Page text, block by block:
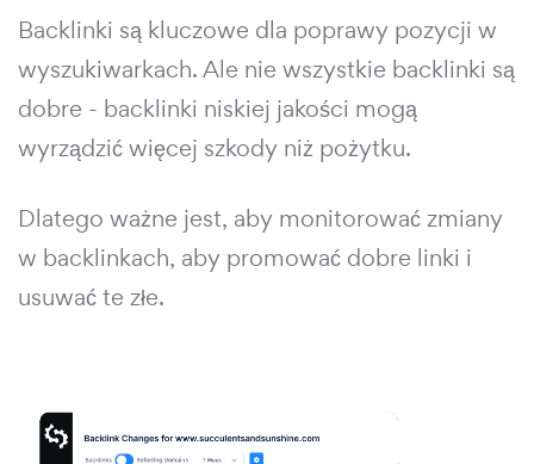
Backlinki są kluczowe dla poprawy pozycji w
wyszukiwarkach. Ale nie wszystkie backlinki są
dobre - backlinki niskiej jakości mogą
wyrządzić więcej szkody niż pożytku.
Dlatego ważne jest, aby monitorować zmiany
w backlinkach, aby promować dobre linki i
usuwać te złe.